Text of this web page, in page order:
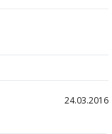
24.03.2016